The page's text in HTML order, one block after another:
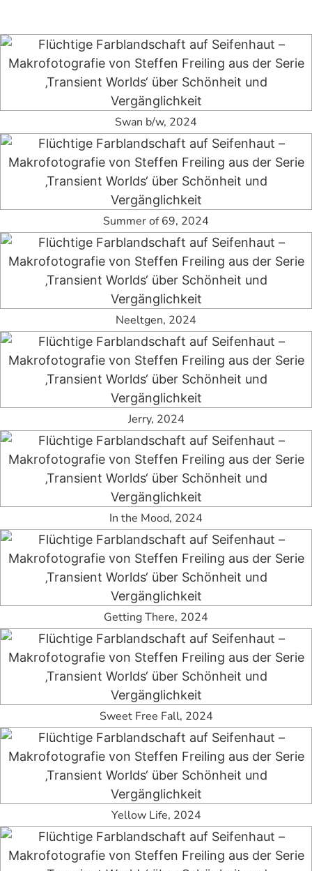
Swan b/w, 2024
Summer of 69, 2024
Neeltgen, 2024
Jerry, 2024
In the Mood, 2024
Getting There, 2024
Sweet Free Fall, 2024
Yellow Life, 2024